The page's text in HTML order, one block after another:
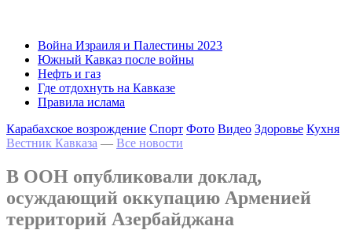
Война Израиля и Палестины 2023
Южный Кавказ после войны
Нефть и газ
Где отдохнуть на Кавказе
Правила ислама
Карабахское возрождение Спорт Фото Видео Здоровье Кухня
Вестник Кавказа — Все новости
В ООН опубликовали доклад,
осуждающий оккупацию Арменией
территорий Азербайджана